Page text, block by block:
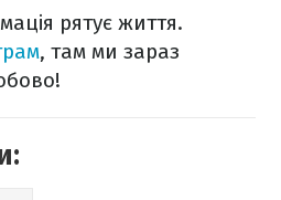
рятує життя.
, там ми зараз